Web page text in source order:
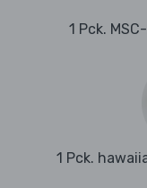
1 Pck.
1 Pck.